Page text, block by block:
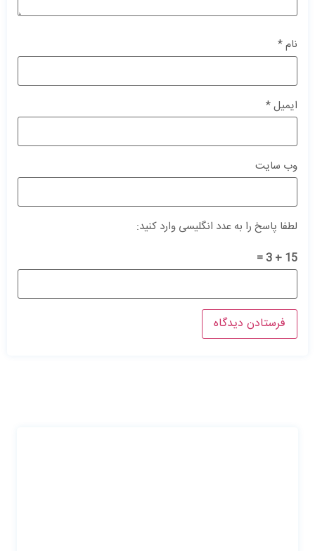
نام*
ایمیل*
وب‌ سایت
لطفا پاسخ را به عدد انگلیسی وارد کنید:
15 + 3 =